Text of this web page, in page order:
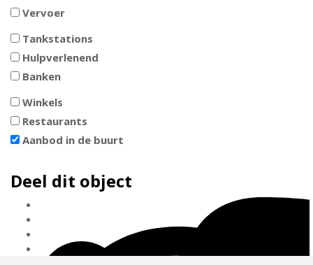
Vervoer
Tankstations
Hulpverlenend
Banken
Winkels
Restaurants
Aanbod in de buurt
Deel dit object